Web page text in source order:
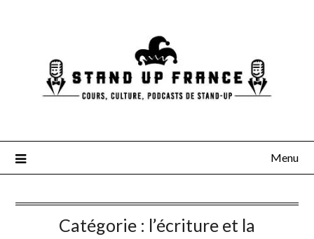
Menu
Catégorie : l’écriture et la